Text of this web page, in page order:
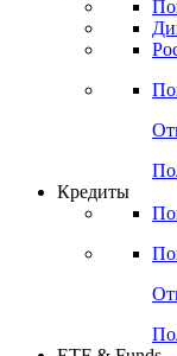
Акции
Кредиты